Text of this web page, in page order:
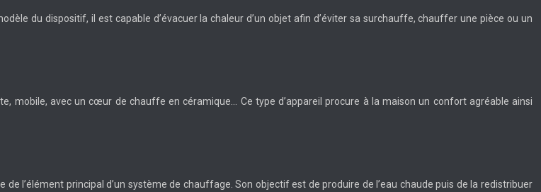
du dispositif, il est capable d’évacuer la chaleur d’un objet afin d’éviter sa surchauffe, chauffer une pièce ou un
mobile, avec un cœur de chauffe en céramique… Ce type d’appareil procure à la maison un confort agréable ainsi
l’élément principal d’un système de chauffage. Son objectif est de produire de l’eau chaude puis de la redistribuer